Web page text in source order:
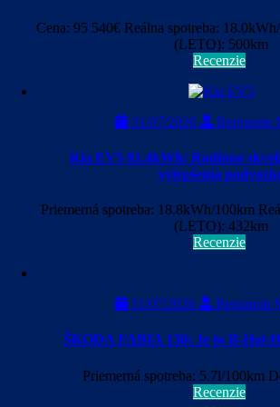
Cena: 95 540€ Reálna spotreba:
(LETO): 500km
Recenzie
31/07/2026 Benjamin
Kia EV5 81.4kWh: Rodinne
vylepšenia
Priemerná spotreba: 18.8kWh/100km
(LETO): 432km
Recenzie
11/07/2026 Benjamin
ŠKODA FABIA 130: Je to B-Hot-
Priemerná spotreba: 5.7l/100km
Recenzie